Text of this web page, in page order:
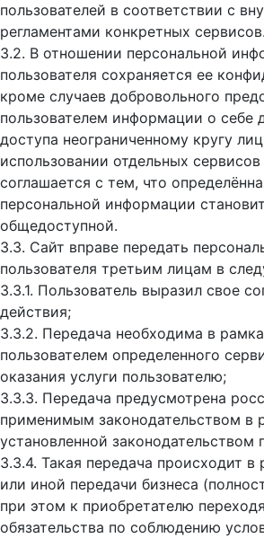
пользователей в соответствии с
регламентами конкретных сервисов.
3.2. В отношении персональной
пользователя сохраняется ее
кроме случаев добровольного
пользователем информации о себе
доступа неограниченному кругу
использовании отдельных сервисов
соглашается с тем, что
персональной информации
общедоступной.
3.3. Сайт вправе передать
пользователя третьим лицам в
3.3.1. Пользователь выразил свое
действия;
3.3.2. Передача необходима в
пользователем определенного
оказания услуги пользователю;
3.3.3. Передача предусмотрена
применимым законодательством в
установленной законодательством
3.3.4. Такая передача происходит
или иной передачи бизнеса
при этом к приобретателю
обязательства по соблюдению